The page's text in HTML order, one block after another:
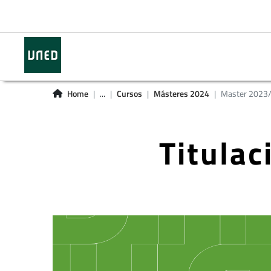
Home ... Cursos Másteres 2024 Master